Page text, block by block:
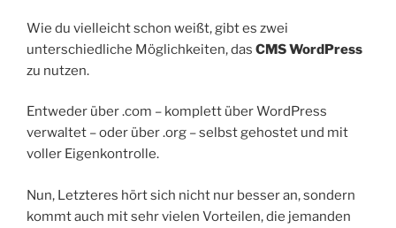
Wie du vielleicht schon weißt, gibt es zwei
unterschiedliche Möglichkeiten, das CMS WordPress
zu nutzen.
Entweder über .com – komplett über WordPress
verwaltet – oder über .org – selbst gehostet und mit
voller Eigenkontrolle.
Nun, Letzteres hört sich nicht nur besser an, sondern
kommt auch mit sehr vielen Vorteilen, die jemanden